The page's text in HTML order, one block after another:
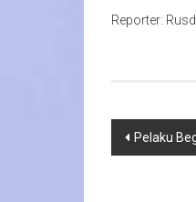
Reporter:
Pelaku